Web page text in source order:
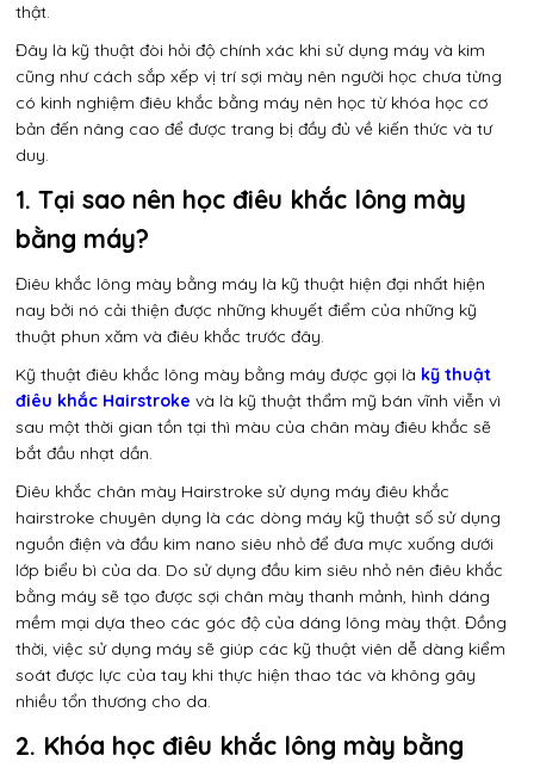
thật.
Đây là kỹ thuật đòi hỏi độ chính xác khi sử dụng máy và kim
cũng như cách sắp xếp vị trí sợi mày nên người học chưa từng
có kinh nghiệm điêu khắc bằng máy nên học từ khóa học cơ
bản đến nâng cao để được trang bị đầy đủ về kiến thức và tư
duy.
1. Tại sao nên học điêu khắc lông mày
bằng máy?
Điêu khắc lông mày bằng máy là kỹ thuật hiện đại nhất hiện
nay bởi nó cải thiện được những khuyết điểm của những kỹ
thuật phun xăm và điêu khắc trước đây.
Kỹ thuật điêu khắc lông mày bằng máy được gọi là kỹ thuật
điêu khắc Hairstroke và là kỹ thuật thẩm mỹ bán vĩnh viễn vì
sau một thời gian tồn tại thì màu của chân mày điêu khắc sẽ
bắt đầu nhạt dần.
Điêu khắc chân mày Hairstroke sử dụng máy điêu khắc
hairstroke chuyên dụng là các dòng máy kỹ thuật số sử dụng
nguồn điện và đầu kim nano siêu nhỏ để đưa mực xuống dưới
lớp biểu bì của da. Do sử dụng đầu kim siêu nhỏ nên điêu khắc
bằng máy sẽ tạo được sợi chân mày thanh mảnh, hình dáng
mềm mại dựa theo các góc độ của dáng lông mày thật. Đồng
thời, việc sử dụng máy sẽ giúp các kỹ thuật viên dễ dàng kiểm
soát được lực của tay khi thực hiện thao tác và không gây
nhiều tổn thương cho da.
2. Khóa học điêu khắc lông mày bằng